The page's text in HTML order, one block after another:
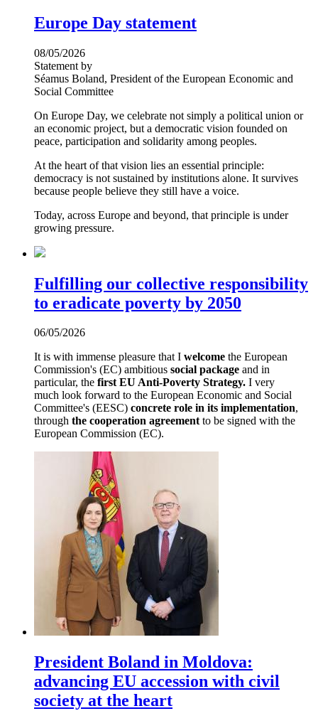
Europe Day statement
08/05/2026
Statement by
Séamus Boland, President of the European Economic and
Social Committee
On Europe Day, we celebrate not simply a political union or
an economic project, but a democratic vision founded on
peace, participation and solidarity among peoples.
At the heart of that vision lies an essential principle:
democracy is not sustained by institutions alone. It survives
because people believe they still have a voice.
Today, across Europe and beyond, that principle is under
growing pressure.
Fulfilling our collective responsibility
to eradicate poverty by 2050
06/05/2026
It is with immense pleasure that I welcome the European
Commission's (EC) ambitious social package and in
particular, the first EU Anti-Poverty Strategy. I very
much look forward to the European Economic and Social
Committee's (EESC) concrete role in its implementation,
through the cooperation agreementto be signed with the
European Commission (EC).
President Boland in Moldova:
advancing EU accession with civil
society at the heart